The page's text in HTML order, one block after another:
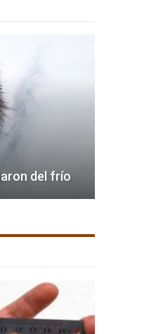
del frío